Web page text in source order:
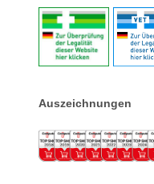
Auszeichnungen